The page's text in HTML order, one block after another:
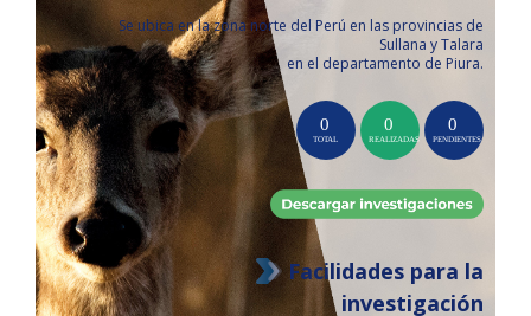
Se ubica en la zona norte del Perú en las provincias de
Sullana y Talara
en el departamento de Piura.
Facilidades para la
investigación